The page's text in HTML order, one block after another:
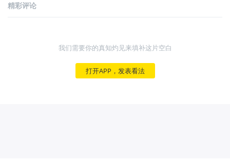
精彩评论
我们需要你的真知灼见来填补这片空白
打开APP，发表看法